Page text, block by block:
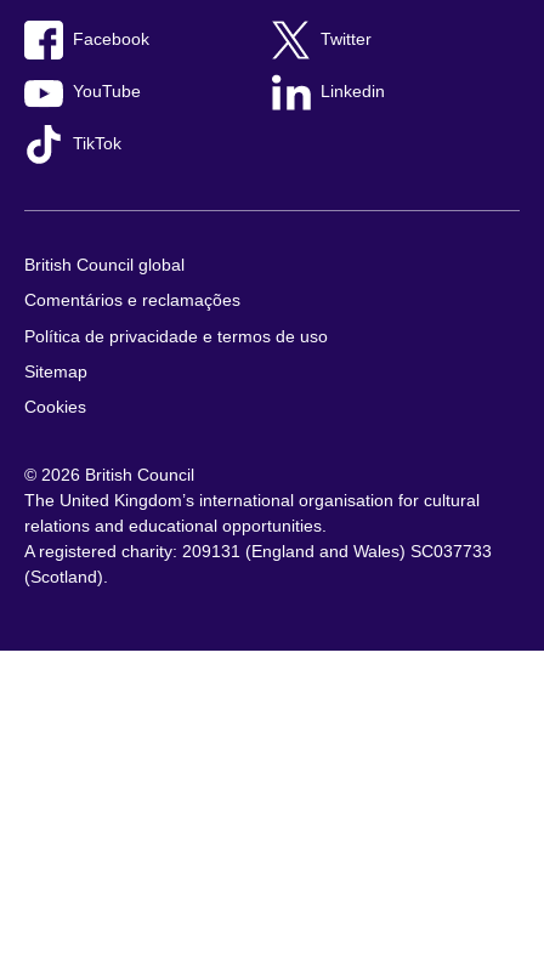
Facebook Twitter
YouTube Linkedin
TikTok
British Council global
Comentários e reclamações
Política de privacidade e termos de uso
Sitemap
Cookies
© 2026 British Council
The United Kingdom’s international organisation for cultural
relations and educational opportunities.
A registered charity: 209131 (England and Wales) SC037733
(Scotland).